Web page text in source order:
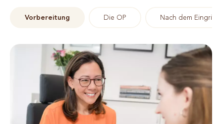
Vorbereitung Die OP Nach dem Eingriff